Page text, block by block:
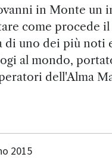
in Monte un
come procede
di uno dei più noti
al mondo,
dell'Alma
2015